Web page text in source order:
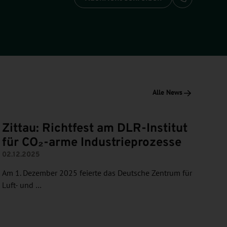
Alle News
Zittau: Richtfest am DLR-Institut
für CO₂-arme Industrieprozesse
02.12.2025
Am 1. Dezember 2025 feierte das Deutsche Zentrum für
Luft- und …